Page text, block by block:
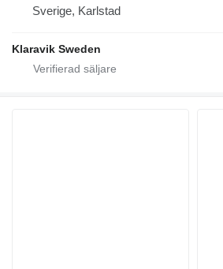
Sverige, Karlstad
Klaravik Sweden